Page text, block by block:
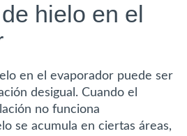
hielo en el
en el evaporador puede ser
desigual. Cuando el
no funciona
se acumula en ciertas áreas,